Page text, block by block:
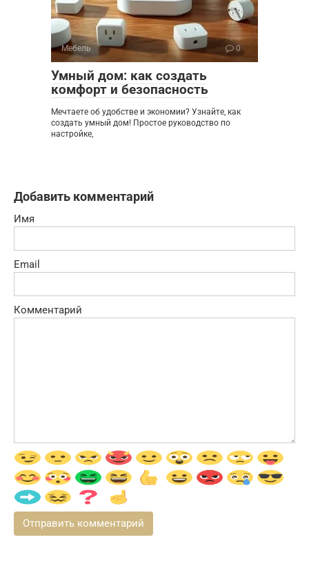
Мебель 0
Умный дом: как создать
комфорт и безопасность
Мечтаете об удобстве и экономии? Узнайте, как
создать умный дом! Простое руководство по
настройке,
Добавить комментарий
Имя
Email
Комментарий